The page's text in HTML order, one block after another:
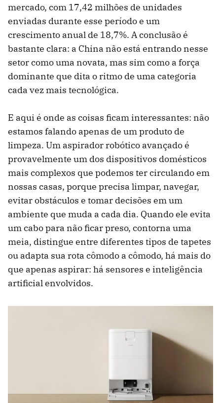
mercado, com 17,42 milhões de unidades
enviadas durante esse período e um
crescimento anual de 18,7%. A conclusão é
bastante clara: a China não está entrando nesse
setor como uma novata, mas sim como a força
dominante que dita o ritmo de uma categoria
cada vez mais tecnológica.
E aqui é onde as coisas ficam interessantes: não
estamos falando apenas de um produto de
limpeza. Um aspirador robótico avançado é
provavelmente um dos dispositivos domésticos
mais complexos que podemos ter circulando em
nossas casas, porque precisa limpar, navegar,
evitar obstáculos e tomar decisões em um
ambiente que muda a cada dia. Quando ele evita
um cabo para não ficar preso, contorna uma
meia, distingue entre diferentes tipos de tapetes
ou adapta sua rota cômodo a cômodo, há mais do
que apenas aspirar: há sensores e inteligência
artificial envolvidos.